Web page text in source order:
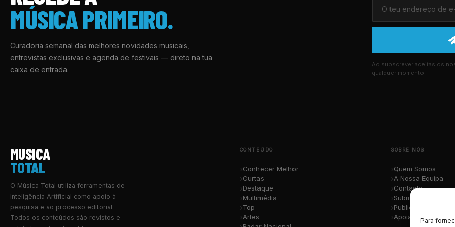
Para
MÚSICA PRIMEIRO.
Curadoria semanal das melhores novidades musicais,
entrevistas exclusivas e agenda de festivais — direto na tua
caixa de entrada.
Ao subscrever aceitas os
qualquer momento.
MUSICA
TOTAL
O Música Total utiliza ferramentas de
Inteligência Artificial como apoio à
pesquisa e ao processo editorial.
Todos os conteúdos são revistos e
CONTEÚDO
Conhecer Melhor
Curtas
Destaque
Multimédia
Top
Artes
SOBRE NÓS
Quem Somos
A Nossa Equipa
Contacto
Submete a Tua
Publicidade
Apoiar o Projeto